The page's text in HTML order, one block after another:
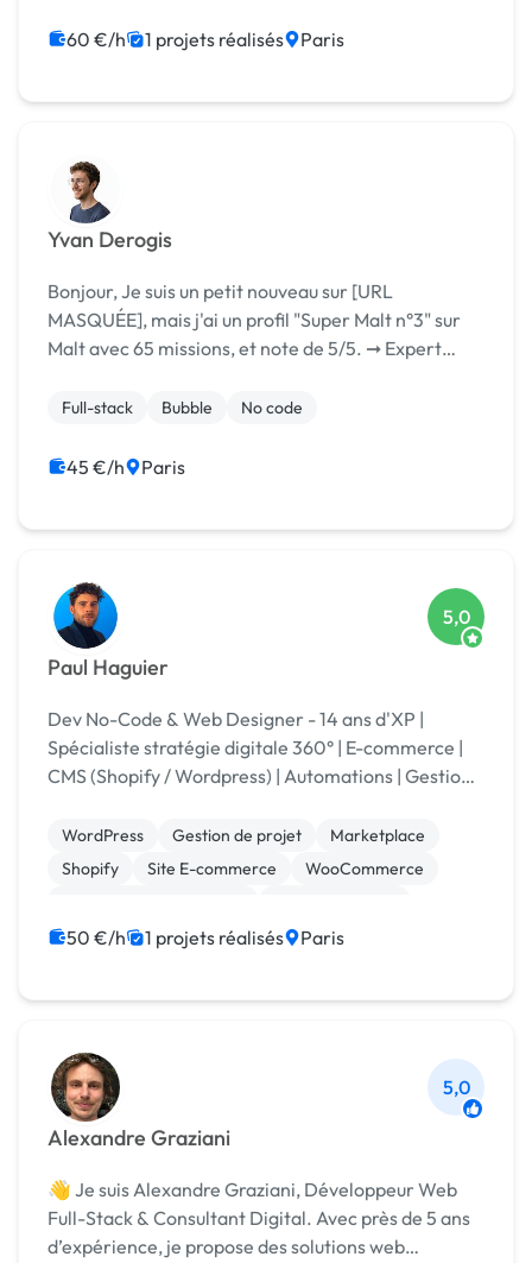
WordPress
60 €/h 1 projets réalisés Paris
Yvan Derogis
Bonjour, Je suis un petit nouveau sur [URL
MASQUÉE], mais j'ai un profil "Super Malt n°3" sur
Malt avec 65 missions, et note de 5/5. ➞ Expert
quelques mois, avec un background technique
Full-stack Bubble No code
45 €/h Paris
Paul Haguier
5,0
Dev No-Code & Web Designer - 14 ans d'XP |
Spécialiste stratégie digitale 360° | E-commerce |
CMS (Shopify / Wordpress) | Automations | Gestion
Salut, moi c'est Paul, web design...
WordPress Gestion de projet
Marketplace
Shopify
Site E-commerce
WooCommerce
Landing page
Make
50 €/h 1 projets réalisés Paris
Alexandre Graziani
5,0
👋 Je suis Alexandre Graziani, Développeur Web
Full-Stack & Consultant Digital. Avec près de 5 ans
d’expérience, je propose des solutions web